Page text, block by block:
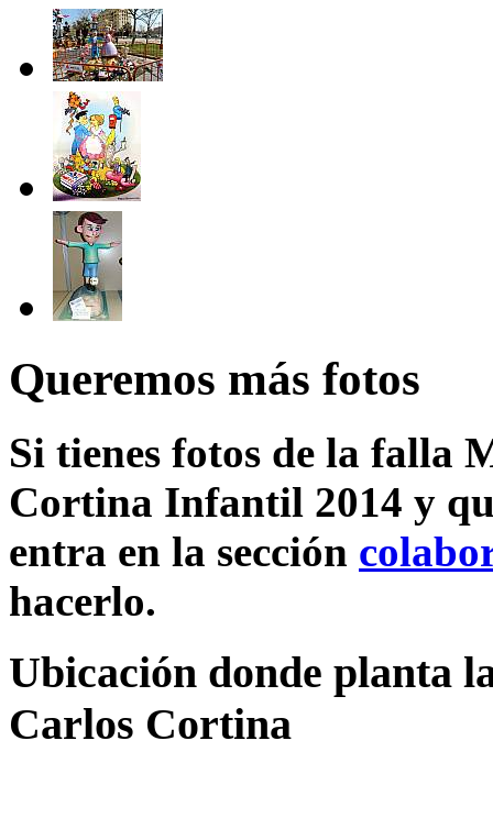
Queremos más fotos
Si tienes fotos de la falla
Cortina Infantil 2014 y
entra en la sección
hacerlo.
Ubicación donde planta
Carlos Cortina